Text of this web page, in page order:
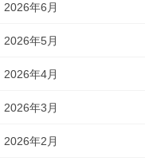
2026年6月
2026年5月
2026年4月
2026年3月
2026年2月